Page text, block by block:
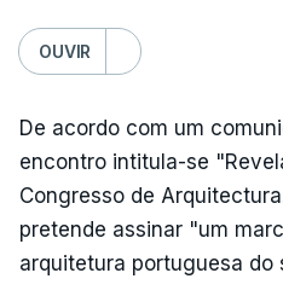
OUVIR
De acordo com um
encontro intitula-se
Congresso de
pretende assinar "um
arquitetura portuguesa do